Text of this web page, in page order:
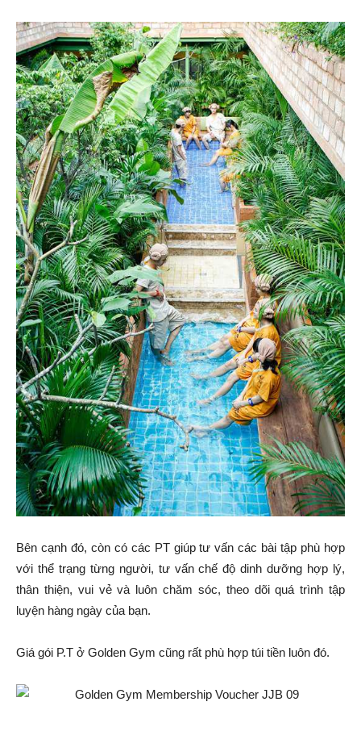
Bên cạnh đó, còn có các PT giúp tư vấn các bài tập phù hợp
với thể trạng từng người, tư vấn chế độ dinh dưỡng hợp lý,
thân thiện, vui vẻ và luôn chăm sóc, theo dõi quá trình tập
luyện hàng ngày của bạn.
Giá gói P.T ở Golden Gym cũng rất phù hợp túi tiền luôn đó.